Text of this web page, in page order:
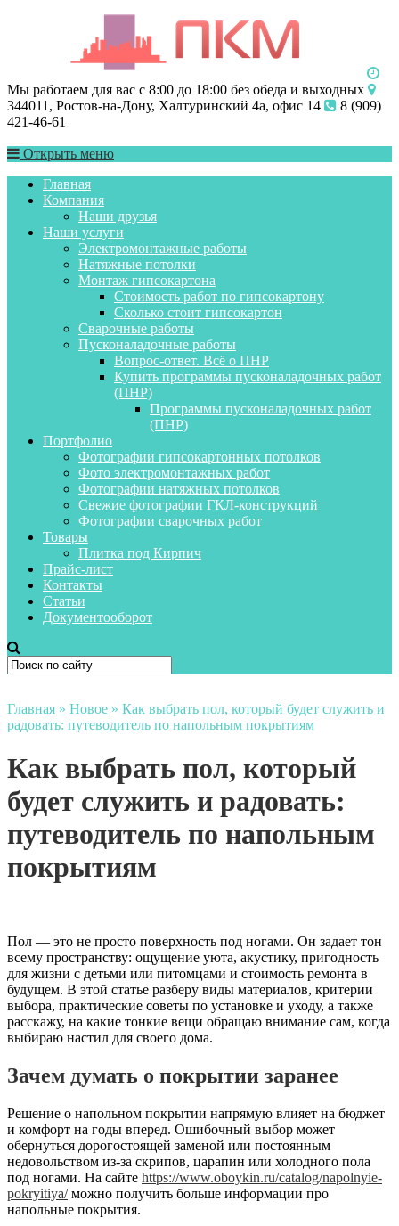
Мы работаем для вас с 8:00 до 18:00 без обеда и выходных
344011, Ростов-на-Дону, Халтуринский 4а, офис 14
8 (909)
421-46-61
Открыть меню
Главная
Компания
Наши друзья
Наши услуги
Электромонтажные работы
Натяжные потолки
Монтаж гипсокартона
Стоимость работ по гипсокартону
Сколько стоит гипсокартон
Сварочные работы
Пусконаладочные работы
Вопрос-ответ. Всё о ПНР
Купить программы пусконаладочных работ
(ПНР)
Программы пусконаладочных работ
(ПНР)
Портфолио
Фотографии гипсокартонных потолков
Фото электромонтажных работ
Фотографии натяжных потолков
Свежие фотографии ГКЛ-конструкций
Фотографии сварочных работ
Товары
Плитка под Кирпич
Прайс-лист
Контакты
Статьи
Документооборот
Главная » Новое » Как выбрать пол, который будет служить и
радовать: путеводитель по напольным покрытиям
Как выбрать пол, который
будет служить и радовать:
путеводитель по напольным
покрытиям
Пол — это не просто поверхность под ногами. Он задает тон
всему пространству: ощущение уюта, акустику, пригодность
для жизни с детьми или питомцами и стоимость ремонта в
будущем. В этой статье разберу виды материалов, критерии
выбора, практические советы по установке и уходу, а также
расскажу, на какие тонкие вещи обращаю внимание сам, когда
выбираю настил для своего дома.
Зачем думать о покрытии заранее
Решение о напольном покрытии напрямую влияет на бюджет
и комфорт на годы вперед. Ошибочный выбор может
обернуться дорогостоящей заменой или постоянным
недовольством из‑за скрипов, царапин или холодного пола
под ногами. На сайте https://www.oboykin.ru/catalog/napolnyie-
pokryitiya/можно получить больше информации про
напольные покрытия.